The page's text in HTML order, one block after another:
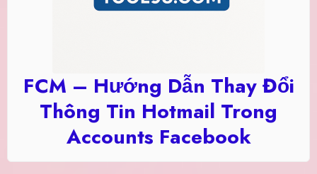
FCM – Hướng Dẫn Thay Đổi
Thông Tin Hotmail Trong
Accounts Facebook